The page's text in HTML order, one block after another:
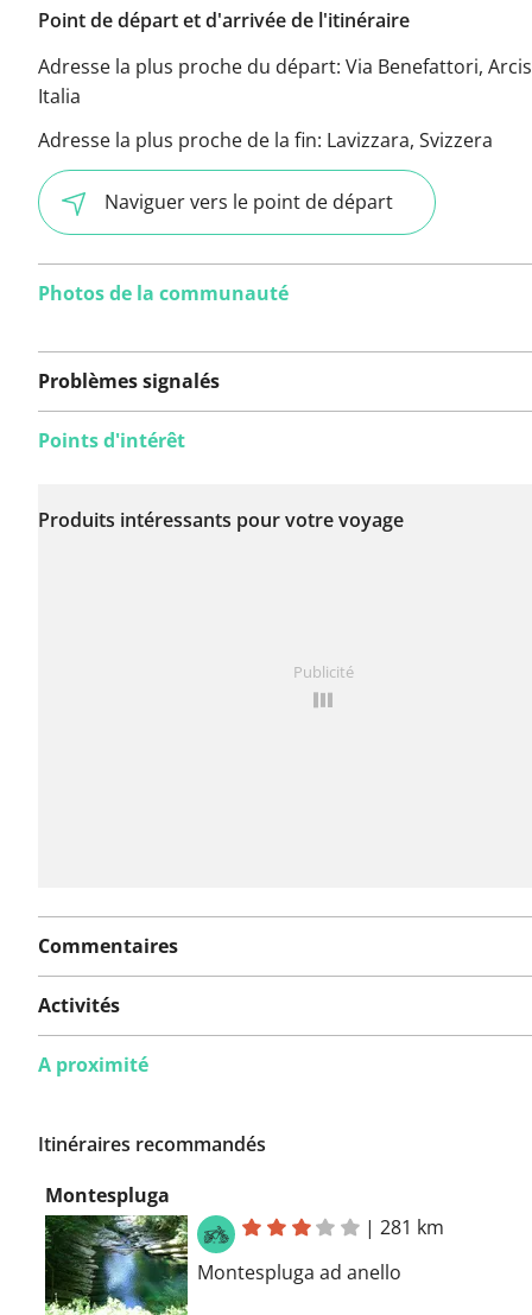
Point de départ et d'arrivée de l'itinéraire
Adresse la plus proche du départ: Via Benefattori,
Italia
Adresse la plus proche de la fin: Lavizzara, Svizzera
Naviguer vers le point de départ
Photos de la communauté
Problèmes signalés
encore été signalé sur
Points d'intérêt
Produits intéressants pour votre voyage
Publicité
Commentaires
Activités
A proximité
Itinéraires recommandés
Montespluga
|281 km
Montespluga ad anello